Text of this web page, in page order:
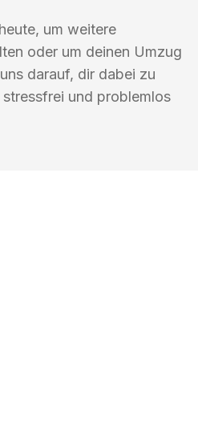
um weitere
oder um deinen Umzug
darauf, dir dabei zu
und problemlos